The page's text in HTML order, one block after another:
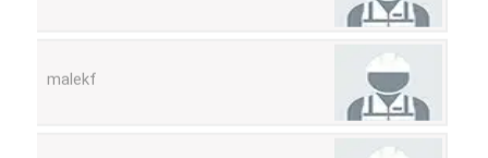
abolfazlkoshehe